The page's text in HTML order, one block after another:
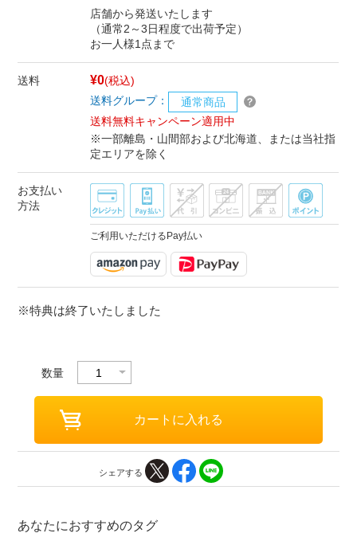
店舗から発送いたします
（通常2～3日程度で出荷予定）
お一人様1点まで
送料 ¥0(税込)
送料グループ：
通常商品
送料無料キャンペーン適用中
※一部離島・山間部および北海道、または当社指
定エリアを除く
お支払い
方法
ご利用いただけるPay払い
※特典は終了いたしました
数量
シェアする
あなたにおすすめのタグ